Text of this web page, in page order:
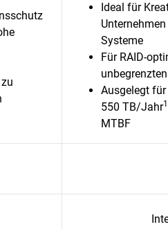
Ideal für
Systeme
Für RAID-
Ausgelegt
550 TB/Jahr1
MTBF